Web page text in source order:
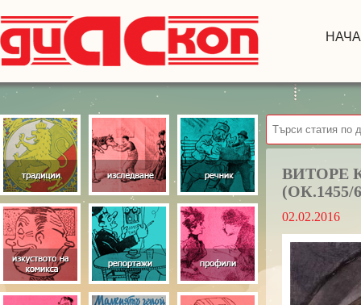
ВИТОРЕ
(ОК.1455/
02.02.2016